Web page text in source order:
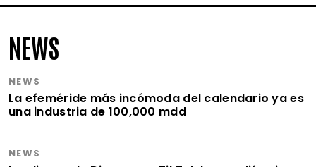
NEWS
NEWS
La efeméride más incómoda del calendario ya es
una industria de 100,000 mdd
NEWS